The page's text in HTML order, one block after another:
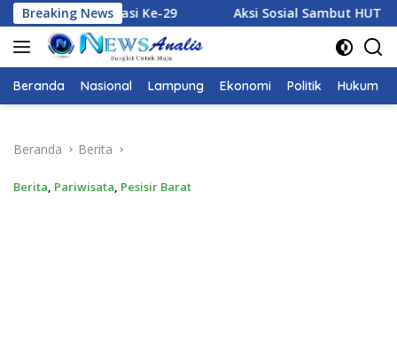
Langsung
ke
konten
Breaking News
Aksi Sosial Sambut HUT RI ke-81, Polres Way Kanan
Beranda Nasional Lampung Ekonomi Politik Hukum
Beranda Berita
Berita, Pariwisata, Pesisir Barat